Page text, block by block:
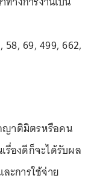
58, 69, 499, 662,
ญาติมิตรหรือคน
รื่องดีก็จะได้รับผล
ะการใช้จ่าย